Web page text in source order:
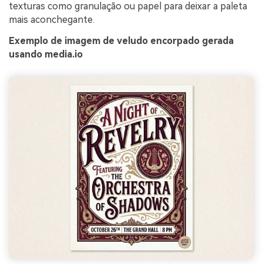
texturas como granulação ou papel para deixar a paleta
mais aconchegante.
Exemplo de imagem de veludo encorpado gerada
usando media.io